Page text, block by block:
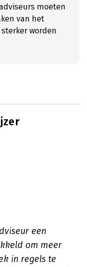
moeten
van het
worden
een
om meer
in regels te